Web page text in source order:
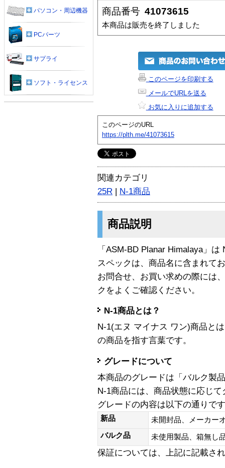
商品番号 41073615
本商品は販売を終了しました
このページを印刷する
メールでURLを送る
お気に入りに追加する
このページのURL
https://plth.me/41073615
関連カテゴリ
25R | N-1商品
商品説明
「ASM-BD Planar Himalaya」は
スペックは、商品名に含まれて
お問合せ、お買い求めの際には
クをよくご確認ください。
N-1商品とは？
N-1(エヌ マイナス ワン)商品と
の商品を指す言葉です。
グレードについて
本商品のグレードは「バルク製
N-1商品には、商品状態に応じ
グレードの内容は以下の通りで
新品
未開封品、メーカー
バルク品
未使用製品、箱無
保証については、上記に記載さ
パソコン・周辺機器
PCパーツ
サプライ
ソフト・ライセンス